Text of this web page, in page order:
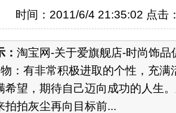
时间：2011/6/4 21:35:02 点击
淘宝网-关于爱旗舰店-时尚饰品
：有非常积极进取的个性，充满
希望，期待自己迈向成功的人生
拍拍灰尘再向目标前...